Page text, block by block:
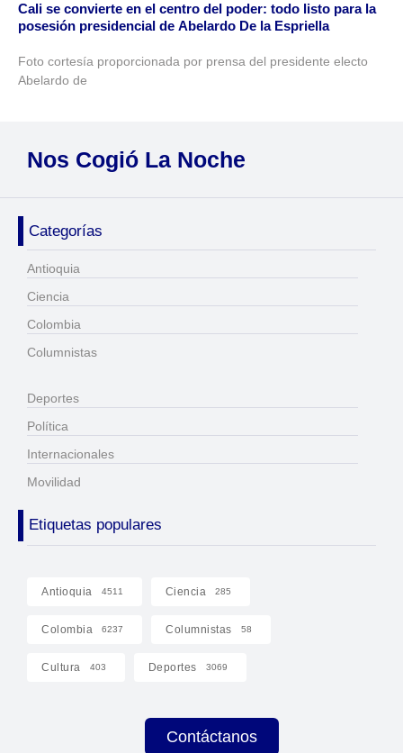
Cali se convierte en el centro del poder: todo listo para la
posesión presidencial de Abelardo De la Espriella
Foto cortesía proporcionada por prensa del presidente electo
Abelardo de
Nos Cogió La Noche
Categorías
Antioquia
Ciencia
Colombia
Columnistas
Deportes
Política
Internacionales
Movilidad
Etiquetas populares
Antioquia 4511 Ciencia 285
Colombia 6237 Columnistas 58
Cultura 403 Deportes 3069
Contáctanos